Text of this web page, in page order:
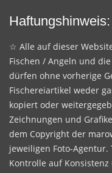
Haftungshinweis:
☆ Alle auf dieser
Fischen / Angeln und
dürfen ohne vorherige
Fischereiartikel weder
kopiert oder
Zeichnungen und
dem Copyright der
jeweiligen Foto-
Kontrolle auf